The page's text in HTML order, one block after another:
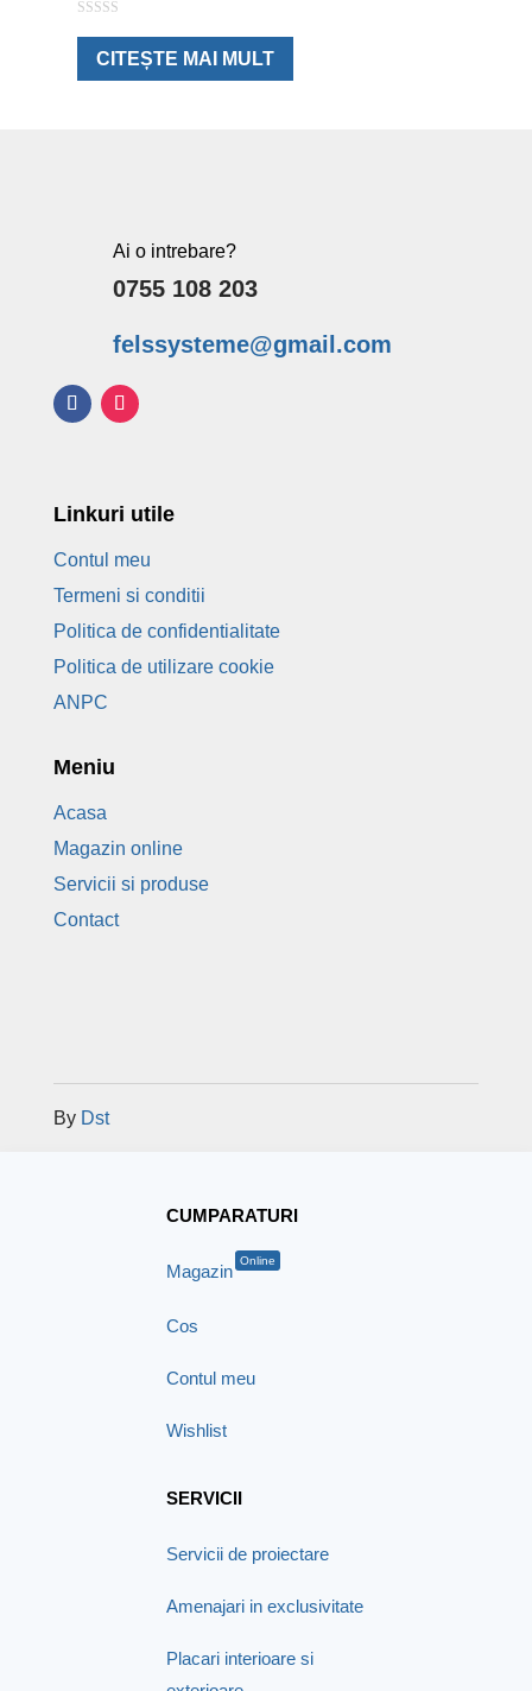
o
o
CITEȘTE MAI MULT
Ai o intrebare?
0755 108 203
felssysteme@gmail.com
Linkuri utile
Contul meu
Termeni si conditii
Politica de confidentialitate
Politica de utilizare cookie
ANPC
Meniu
Acasa
Magazin online
Servicii si produse
Contact
By Dst
CUMPARATURI
Magazin
Online
Cos
Contul meu
Wishlist
SERVICII
Servicii de proiectare
Amenajari in exclusivitate
Placari interioare si